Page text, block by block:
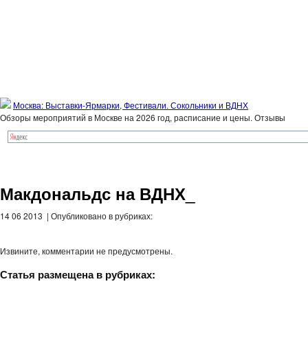
Москва: Выставки-Ярмарки, Фестивали. Сокольники и ВДНХ
Обзоры мероприятий в Москве на 2026 год, расписание и цены. Отзывы
Макдональдс на ВДНХ_
14 06 2013 | Опубликовано в рубриках:
Извините, комментарии не предусмотрены.
Статья размещена в рубриках: